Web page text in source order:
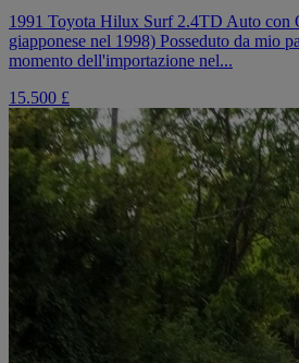
1991 Toyota Hilux Surf 2.4TD Auto con
giapponese nel 1998) Posseduto da mio
momento dell'importazione nel...
15.500 £